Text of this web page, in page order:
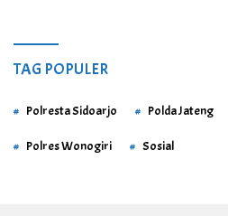
TAG POPULER
Polresta Sidoarjo Polda Jateng
Polres Wonogiri Sosial